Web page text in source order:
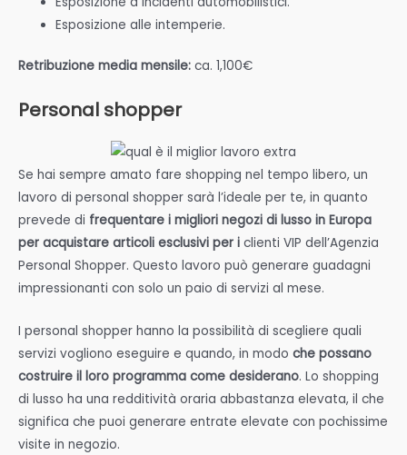
Esposizione alle intemperie.
Retribuzione media mensile: ca. 1,100€
Personal shopper
Se hai sempre amato fare shopping nel tempo libero, un
lavoro di personal shopper sarà l’ideale per te, in quanto
prevede di frequentare i migliori negozi di lusso in Europa
per acquistare articoli esclusivi per i clienti VIP dell’Agenzia
Personal Shopper. Questo lavoro può generare guadagni
impressionanti con solo un paio di servizi al mese.
I personal shopper hanno la possibilità di scegliere quali
servizi vogliono eseguire e quando, in modo che possano
costruire il loro programma come desiderano. Lo shopping
di lusso ha una redditività oraria abbastanza elevata, il che
significa che puoi generare entrate elevate con pochissime
visite in negozio.